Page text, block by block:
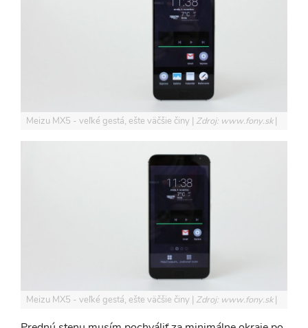
Meizu MX5 - veľké gestá, ešte väčšie činy Zdroj: www.fony.sk
Meizu MX5 - veľké gestá, ešte väčšie činy Zdroj: www.fony.sk